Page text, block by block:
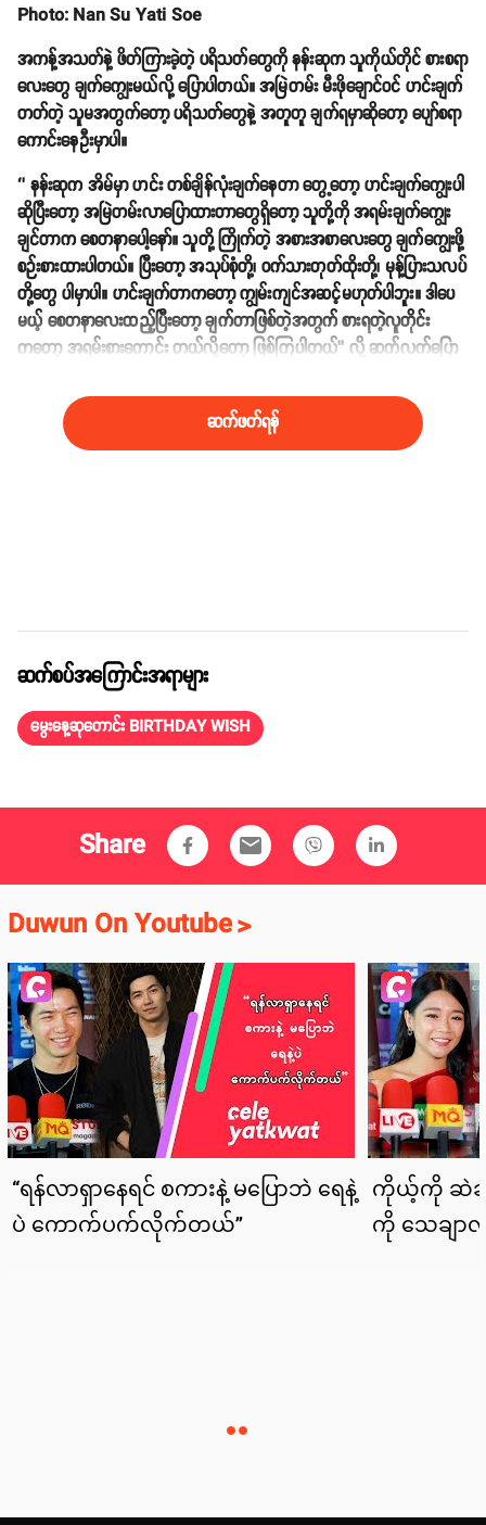
Photo: Nan Su Yati Soe
အကန့်အသတ်နဲ့ ဖိတ်ကြားခဲ့တဲ့ ပရိသတ်တွေကို နန်းဆုက သူကိုယ်တိုင် စားစရာ
လေးတွေ ချက်ကျွေးမယ်လို့ ပြောပါတယ်။ အမြဲတမ်း မီးဖိုချောင်ဝင် ဟင်းချက်
တတ်တဲ့ သူမအတွက်တော့ ပရိသတ်တွေနဲ့ အတူတူ ချက်ရမှာဆိုတော့ ပျော်စရာ
ကောင်းနေဦးမှာပါ။
‘’ နန်းဆုက အိမ်မှာ ဟင်း တစ်ချိန်လုံးချက်နေတာ တွေ့တော့ ဟင်းချက်ကျွေးပါ
ဆိုပြီးတော့ အမြဲတမ်းလာပြောထားတာတွေရှိတော့ သူတို့ကို အရမ်းချက်ကျွေး
ချင်တာက စေတနာပေါ့နော်။ သူတို့ ကြိုက်တဲ့ အစားအစာလေးတွေ ချက်ကျွေးဖို့
စဉ်းစားထားပါတယ်။ ပြီးတော့ အသုပ်စုံတို့၊ ဝက်သားတုတ်ထိုးတို့၊ မုန့်ပြားသလပ်
တို့တွေ ပါမှာပါ။ ဟင်းချက်တာကတော့ ကျွမ်းကျင်အဆင့်မဟုတ်ပါဘူး။ ဒါပေ
မယ့် စေတနာလေးထည့်ပြီးတော့ ချက်တာဖြစ်တဲ့အတွက် စားရတဲ့လူတိုင်း
ကတော့ အရမ်းစားကောင်း တယ်လို့တော့ ဖြစ်ကြပါတယ်’’ လို့ ဆက်လက်ပြော
ဆက်ဖတ်ရန်
ဆက်စပ်အကြောင်းအရာများ
မွေးနေ့ဆုတောင်း BIRTHDAY WISH
Share email
Duwun On Youtube>